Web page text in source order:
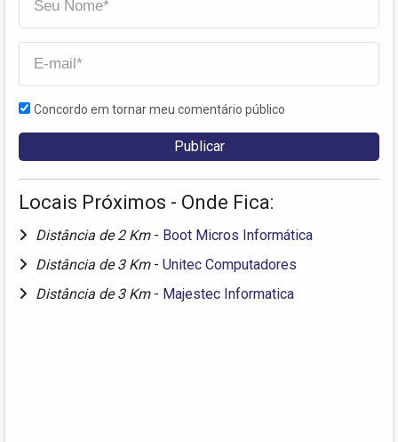
Concordo em tornar meu comentário público
Locais Próximos - Onde Fica:
Distância de 2 Km - Boot Micros Informática
Distância de 3 Km - Unitec Computadores
Distância de 3 Km - Majestec Informatica